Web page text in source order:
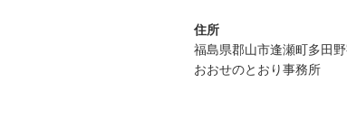
住所
福島県郡山市逢瀬
おおせのとおり事務所